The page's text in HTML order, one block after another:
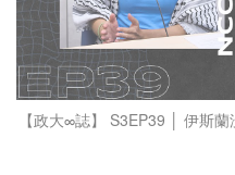
【政大∞誌】 S3EP39 │ 伊斯